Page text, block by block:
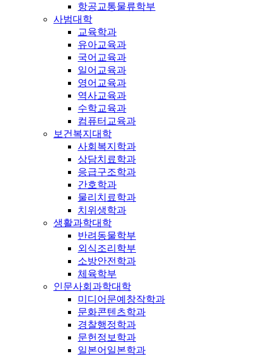
항공교통물류학부
사범대학
교육학과
유아교육과
국어교육과
일어교육과
영어교육과
역사교육과
수학교육과
컴퓨터교육과
보건복지대학
사회복지학과
상담치료학과
응급구조학과
간호학과
물리치료학과
치위생학과
생활과학대학
반려동물학부
외식조리학부
소방안전학과
체육학부
인문사회과학대학
미디어문예창작학과
문화콘텐츠학과
경찰행정학과
문헌정보학과
일본어일본학과